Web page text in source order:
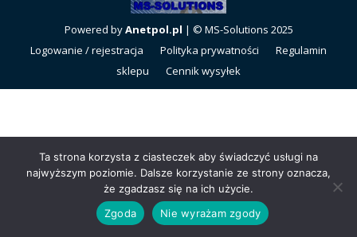
Powered byAnetpol.pl | © MS-Solutions 2025
Logowanie / rejestracja
Polityka prywatności
Regulamin
sklepu
Cennik wysyłek
Ta strona korzysta z ciasteczek aby świadczyć usługi na
najwyższym poziomie. Dalsze korzystanie ze strony oznacza,
że zgadzasz się na ich użycie.
Zgoda
Nie wyrażam zgody